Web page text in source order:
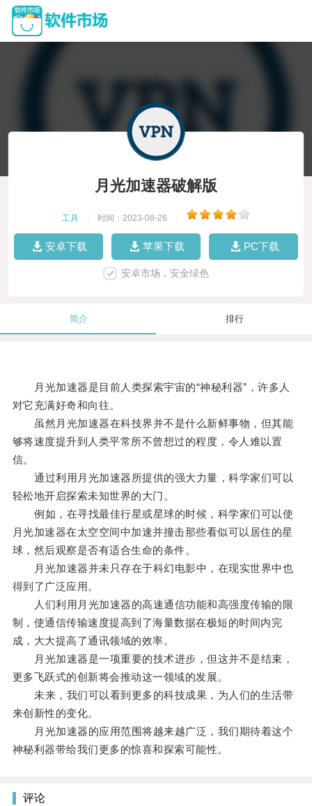
月光加速器破解版
工具 时间：2023-08-26
安卓下载 苹果下载 PC下载
安卓市场，安全绿色
简介 排行
月光加速器是目前人类探索宇宙的“神秘利器”，许多人
对它充满好奇和向往。
虽然月光加速器在科技界并不是什么新鲜事物，但其能
够将速度提升到人类平常所不曾想过的程度，令人难以置
信。
通过利用月光加速器所提供的强大力量，科学家们可以
轻松地开启探索未知世界的大门。
例如，在寻找最佳行星或星球的时候，科学家们可以使
月光加速器在太空空间中加速并撞击那些看似可以居住的星
球，然后观察是否有适合生命的条件。
月光加速器并未只存在于科幻电影中，在现实世界中也
得到了广泛应用。
人们利用月光加速器的高速通信功能和高强度传输的限
制，使通信传输速度提高到了海量数据在极短的时间内完
成，大大提高了通讯领域的效率。
月光加速器是一项重要的技术进步，但这并不是结束，
更多飞跃式的创新将会推动这一领域的发展。
未来，我们可以看到更多的科技成果，为人们的生活带
来创新性的变化。
月光加速器的应用范围将越来越广泛，我们期待着这个
神秘利器带给我们更多的惊喜和探索可能性。
评论